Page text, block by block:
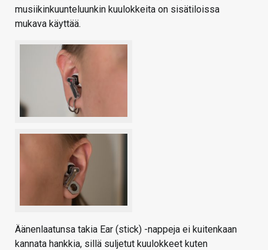
musiikinkuunteluunkin kuulokkeita on sisätiloissa
mukava käyttää.
Äänenlaatunsa takia Ear (stick) -nappeja ei kuitenkaan
kannata hankkia, sillä suljetut kuulokkeet kuten